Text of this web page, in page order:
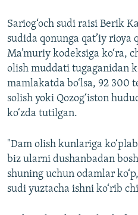
Sariog‘och sudi raisi Berik
sudida qonunga qat’iy rioya
Ma’muriy kodeksiga ko‘ra,
olish muddati tugaganidan
mamlakatda bo‘lsa, 92 300
solish yoki Qozog‘iston
ko‘zda tutilgan.
"Dam olish kunlariga
biz ularni dushanbadan
shuning uchun odamlar
sudi yuztacha ishni ko‘rib